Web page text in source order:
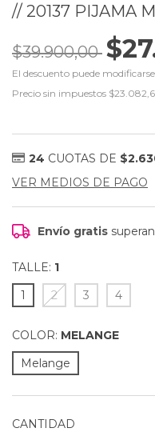
// 20137 PIJAMA
$39.900,00
El descuento puede
Precio sin impuestos
24 CUOTAS DE
VER MEDIOS DE PAGO
Envío gratis
TALLE: 1
1
2 3 4
COLOR: MELANGE
Melange
CANTIDAD